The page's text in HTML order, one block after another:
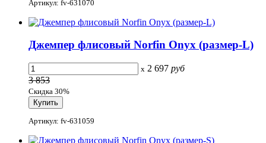
Артикул: fv-631070
Джемпер флисовый Norfin Onyx (размер-L)
x 2 697 руб
3 853
Скидка 30%
Артикул: fv-631059